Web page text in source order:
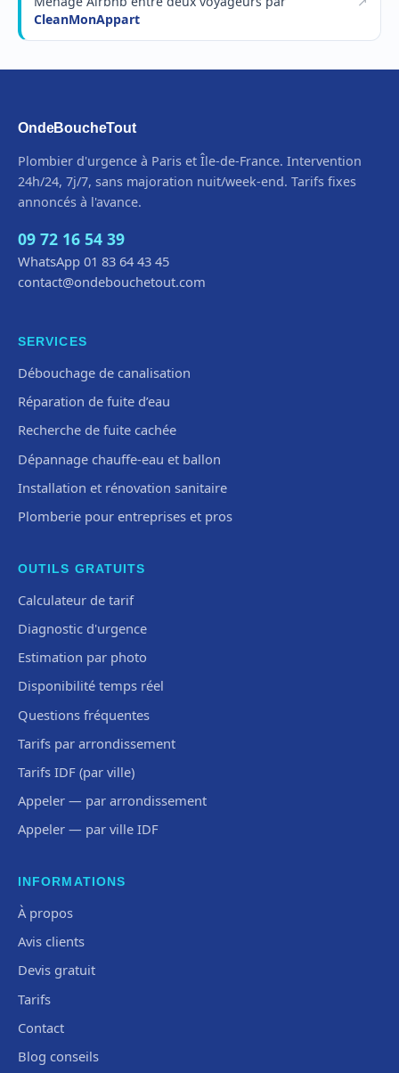
CleanMonAppart
OndeBoucheTout
Plombier d'urgence à Paris et Île-de-France. Intervention
24h/24, 7j/7, sans majoration nuit/week-end. Tarifs fixes
annoncés à l'avance.
09 72 16 54 39
WhatsApp 01 83 64 43 45
contact@ondebouchetout.com
SERVICES
Débouchage de canalisation
Réparation de fuite d’eau
Recherche de fuite cachée
Dépannage chauffe-eau et ballon
Installation et rénovation sanitaire
Plomberie pour entreprises et pros
OUTILS GRATUITS
Calculateur de tarif
Diagnostic d'urgence
Estimation par photo
Disponibilité temps réel
Questions fréquentes
Tarifs par arrondissement
Tarifs IDF (par ville)
Appeler — par arrondissement
Appeler — par ville IDF
INFORMATIONS
À propos
Avis clients
Devis gratuit
Tarifs
Contact
Blog conseils